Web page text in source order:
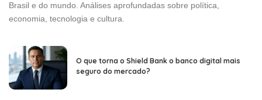
Brasil e do mundo. Análises aprofundadas sobre política,
economia, tecnologia e cultura.
O que torna o Shield Bank o banco digital mais
seguro do mercado?